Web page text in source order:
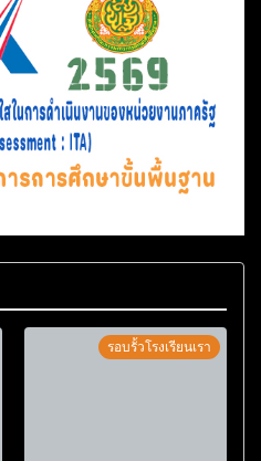
รอบรั้วโรงเรียนเรา